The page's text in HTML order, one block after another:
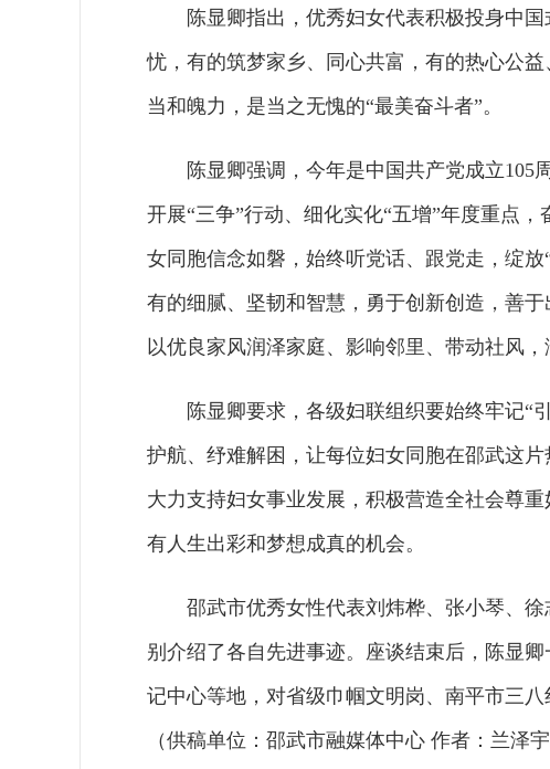
陈显卿指出，优秀妇女代表积极投身中
忧，有的筑梦家乡、同心共富，有的热心公
当和魄力，是当之无愧的“最美奋斗者”。
陈显卿强调，今年是中国共产党成立105
开展“三争”行动、细化实化“五增”年度重点
女同胞信念如磐，始终听党话、跟党走，绽
有的细腻、坚韧和智慧，勇于创新创造，善
以优良家风润泽家庭、影响邻里、带动社风，
陈显卿要求，各级妇联组织要始终牢记“
护航、纾难解困，让每位妇女同胞在邵武这
大力支持妇女事业发展，积极营造全社会尊
有人生出彩和梦想成真的机会。
邵武市优秀女性代表刘炜桦、张小琴、
别介绍了各自先进事迹。座谈结束后，陈显
记中心等地，对省级巾帼文明岗、南平市三
（供稿单位：邵武市融媒体中心 作者：兰泽宇